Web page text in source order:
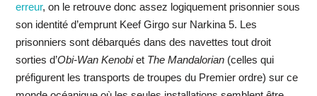
erreur, on le retrouve donc assez logiquement prisonnier sous
son identité d’emprunt Keef Girgo sur Narkina 5. Les
prisonniers sont débarqués dans des navettes tout droit
sorties d’Obi-Wan KenobietThe Mandalorian(celles qui
préfigurent les transports de troupes du Premier ordre) sur ce